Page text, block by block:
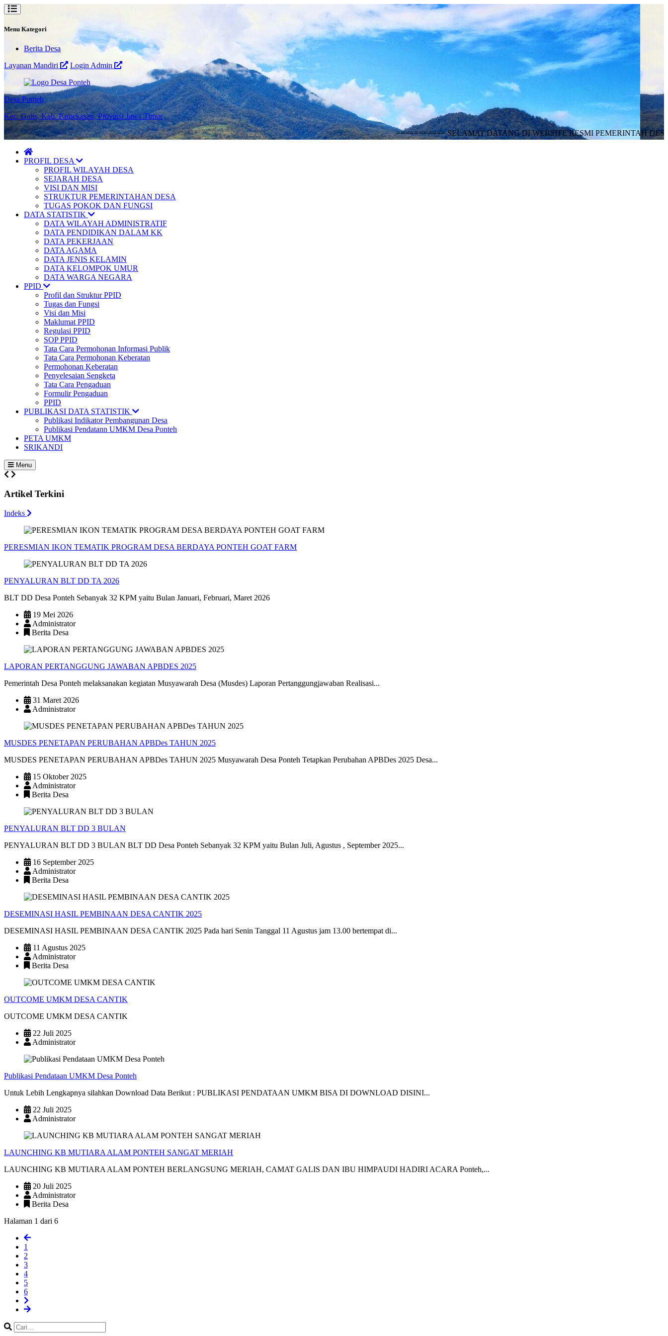
Menu Kategori
Berita Desa
Layanan Mandiri
Login Admin
Desa Ponteh
Kec. Galis, Kab. Pamekasan, Provinsi Jawa Timur
=========== SELAMAT DATANG DI WEBSITE RESMI PEMERINTAH DESA
PROFIL DESA
PROFIL WILAYAH DESA
SEJARAH DESA
VISI DAN MISI
STRUKTUR PEMERINTAHAN DESA
TUGAS POKOK DAN FUNGSI
DATA STATISTIK
DATA WILAYAH ADMINISTRATIF
DATA PENDIDIKAN DALAM KK
DATA PEKERJAAN
DATA AGAMA
DATA JENIS KELAMIN
DATA KELOMPOK UMUR
DATA WARGA NEGARA
PPID
Profil dan Struktur PPID
Tugas dan Fungsi
Visi dan Misi
Maklumat PPID
Regulasi PPID
SOP PPID
Tata Cara Permohonan Informasi Publik
Tata Cara Permohonan Keberatan
Permohonan Keberatan
Penyelesaian Sengketa
Tata Cara Pengaduan
Formulir Pengaduan
PPID
PUBLIKASI DATA STATISTIK
Publikasi Indikator Pembangunan Desa
Publikasi Pendatann UMKM Desa Ponteh
PETA UMKM
SRIKANDI
Menu
Artikel Terkini
Indeks
PERESMIAN IKON TEMATIK PROGRAM DESA BERDAYA PONTEH GOAT FARM
PENYALURAN BLT DD TA 2026
BLT DD Desa Ponteh Sebanyak 32 KPM yaitu Bulan Januari, Februari, Maret 2026
19 Mei 2026
Administrator
Berita Desa
LAPORAN PERTANGGUNG JAWABAN APBDES 2025
Pemerintah Desa Ponteh melaksanakan kegiatan Musyawarah Desa (Musdes) Laporan Pertanggungjawaban Realisasi...
31 Maret 2026
Administrator
MUSDES PENETAPAN PERUBAHAN APBDes TAHUN 2025
MUSDES PENETAPAN PERUBAHAN APBDes TAHUN 2025 Musyawarah Desa Ponteh Tetapkan Perubahan APBDes 2025 Desa...
15 Oktober 2025
Administrator
Berita Desa
PENYALURAN BLT DD 3 BULAN
PENYALURAN BLT DD 3 BULAN BLT DD Desa Ponteh Sebanyak 32 KPM yaitu Bulan Juli, Agustus , September 2025...
16 September 2025
Administrator
Berita Desa
DESEMINASI HASIL PEMBINAAN DESA CANTIK 2025
DESEMINASI HASIL PEMBINAAN DESA CANTIK 2025 Pada hari Senin Tanggal 11 Agustus jam 13.00 bertempat di...
11 Agustus 2025
Administrator
Berita Desa
OUTCOME UMKM DESA CANTIK
OUTCOME UMKM DESA CANTIK
22 Juli 2025
Administrator
Publikasi Pendataan UMKM Desa Ponteh
Untuk Lebih Lengkapnya silahkan Download Data Berikut : PUBLIKASI PENDATAAN UMKM BISA DI DOWNLOAD DISINI...
22 Juli 2025
Administrator
LAUNCHING KB MUTIARA ALAM PONTEH SANGAT MERIAH
LAUNCHING KB MUTIARA ALAM PONTEH BERLANGSUNG MERIAH, CAMAT GALIS DAN IBU HIMPAUDI HADIRI ACARA Ponteh,...
20 Juli 2025
Administrator
Berita Desa
Halaman 1 dari 6
1
2
3
4
5
6